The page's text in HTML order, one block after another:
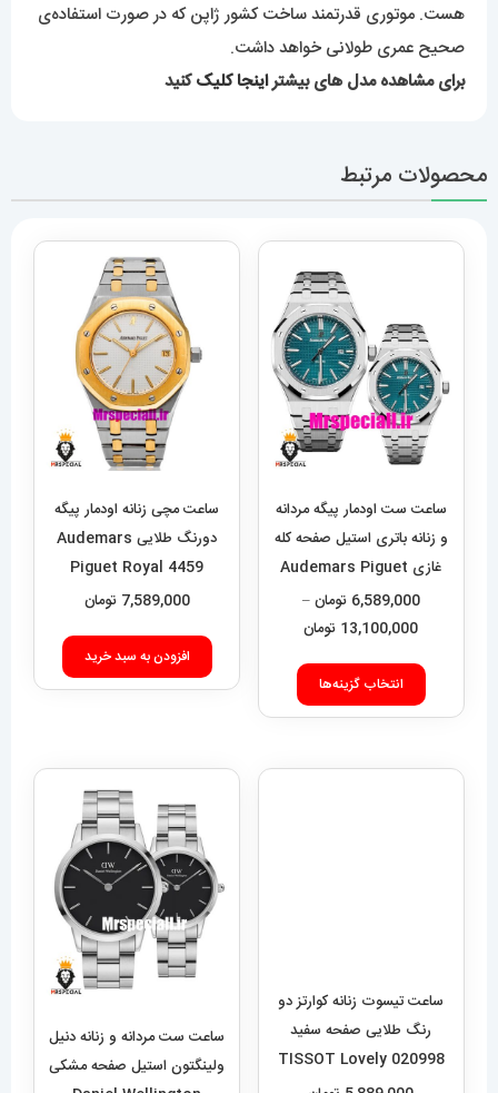
هست. موتوری قدرتمند ساخت کشور ژاپن که در صورت استفاده‌ی
صحیح عمری طولانی خواهد داشت.
برای مشاهده مدل های بیشتراینجا کلیککنید
محصولات مرتبط
ساعت ست اودمار پیگه مردانه
و زنانه باتری استیل صفحه کله
غازی Audemars Piguet
Royal 01572
6,589,000 تومان–
13,100,000 تومانمحدوده
6,589,000 تومان
تا
انتخاب گزینه‌ها
این
محصول
انواع
است
در
صفحه
ساعت مچی زنانه اودمار پیگه
دورنگ طلایی Audemars
Piguet Royal 4459
7,589,000 تومان
افزودن به سبد خرید
ساعت تیسوت زنانه کوارتز دو
رنگ طلایی صفحه سفید
ساعت ست مردانه و زنانه دنیل
ولینگتون استیل صفحه مشکی